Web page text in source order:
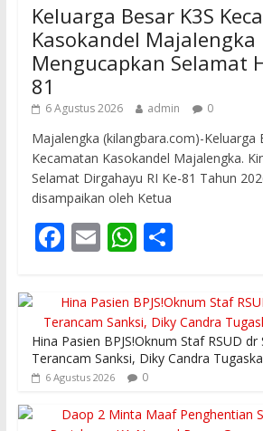
Keluarga Besar K3S
Kasokandel Majalengka
Mengucapkan Selamat
81
6 Agustus 2026 admin 0
Majalengka (kilangbara.com)-Keluarga
Kecamatan Kasokandel Majalengka.
Selamat Dirgahayu RI Ke-81 Tahun
disampaikan oleh Ketua
F
e
b
o
o
k
E
ai
l
W
at
s
A
p
p
S
ar
e
Hina Pasien BPJS!Oknum Staf RSUD
Terancam Sanksi, Diky Candra
6 Agustus 2026 0